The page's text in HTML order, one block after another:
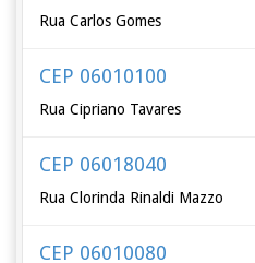
Rua Carlos Gomes
CEP 06010100
Rua Cipriano Tavares
CEP 06018040
Rua Clorinda Rinaldi Mazzo
CEP 06010080